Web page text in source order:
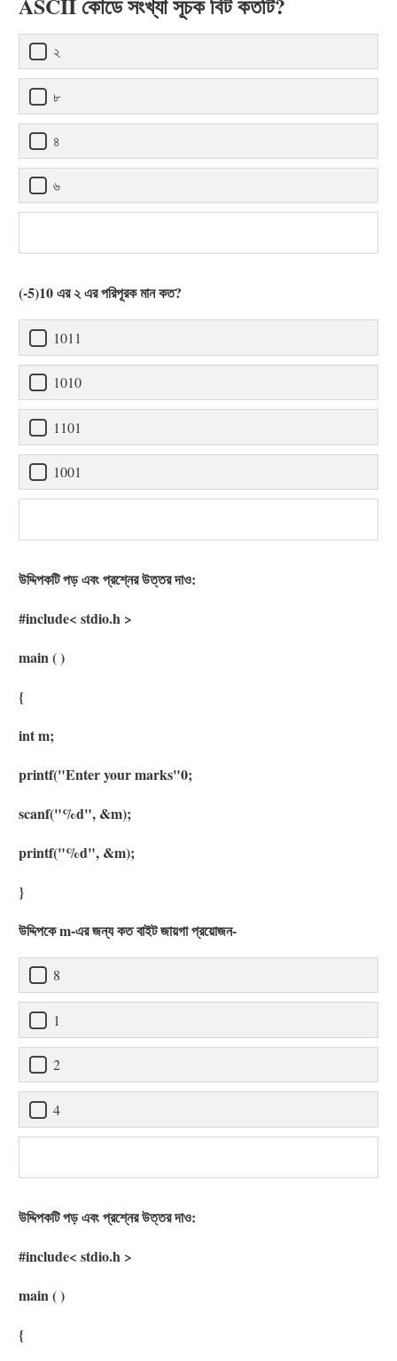
২
৮
৪
৬
(-5)10 এর ২ এর পরিপূরক মান কত?
1011
1010
1101
1001
উদ্দিপকটি পড় এবং প্রশ্নের উত্তর দাও:
#include< stdio.h >
main ( )
{
int m;
printf("Enter your marks"0;
scanf("%d", &m);
printf("%d", &m);
}
উদ্দিপকে m-এর জন্য কত বাইট জায়গা প্রয়োজন-
8
1
2
4
উদ্দিপকটি পড় এবং প্রশ্নের উত্তর দাও:
#include< stdio.h >
main ( )
{